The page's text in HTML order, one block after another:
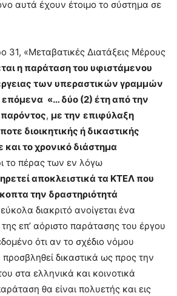
αυτά έχουν έτοιμο το σύστημα σε
31, «Μεταβατικές Διατάξεις Μέρους
η παράταση του υφιστάμενου
των υπεραστικών γραμμών
επόμενα «… δύο (2) έτη από την
, με την επιφύλαξη
διοικητικής ή δικαστικής
και το χρονικό διάστημα
το πέρας των εν λόγω
αποκλειστικά τα ΚΤΕΛ που
την δραστηριότητά
διακριτό ανοίγεται ένα
επ’ αόριστο παράτασης του έργου
ότι αν το σχέδιο νόμου
προσβληθεί δικαστικά ως προς την
στα ελληνικά και κοινοτικά
θα είναι πολυετής και εις